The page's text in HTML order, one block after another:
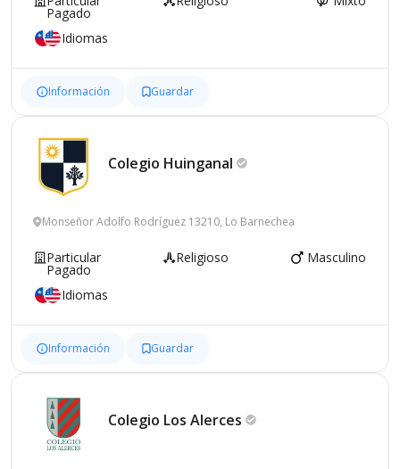
Pagado
Idiomas
Información Guardar
Colegio Huinganal
Monseñor Adolfo Rodríguez 13210, Lo Barnechea
Particular
Pagado
Religioso Masculino
Idiomas
Información Guardar
Colegio Los Alerces